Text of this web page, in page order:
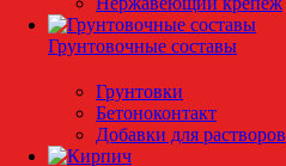
Грунтовочные составы
Грунтовки
Бетоноконтакт
Добавки для растворов